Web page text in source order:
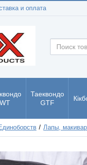
и оплата
WT
Таеквондо
GTF
Лапы,